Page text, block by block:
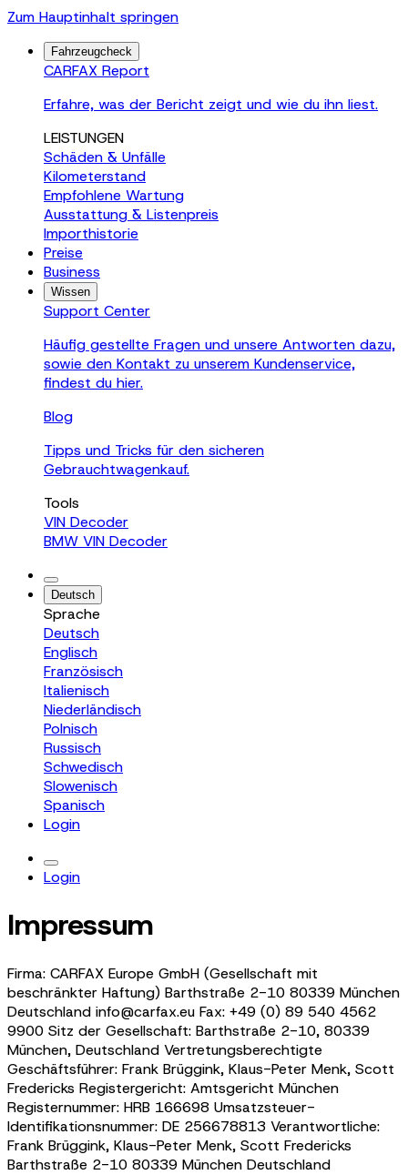
Zum Hauptinhalt springen
Fahrzeugcheck
CARFAX Report
Erfahre, was der Bericht zeigt und wie du ihn liest.
LEISTUNGEN
Schäden & Unfälle
Kilometerstand
Empfohlene Wartung
Ausstattung & Listenpreis
Importhistorie
Preise
Business
Wissen
Support Center
Häufig gestellte Fragen und unsere Antworten dazu,
sowie den Kontakt zu unserem Kundenservice,
findest du hier.
Blog
Tipps und Tricks für den sicheren
Gebrauchtwagenkauf.
Tools
VIN Decoder
BMW VIN Decoder
Deutsch
Sprache
Deutsch
Englisch
Französisch
Italienisch
Niederländisch
Polnisch
Russisch
Schwedisch
Slowenisch
Spanisch
Login
Login
Impressum
Firma: CARFAX Europe GmbH (Gesellschaft mit
beschränkter Haftung) Barthstraße 2-10 80339 München
Deutschland info@carfax.eu Fax: +49 (0) 89 540 4562
9900 Sitz der Gesellschaft: Barthstraße 2-10, 80339
München, Deutschland Vertretungsberechtigte
Geschäftsführer: Frank Brüggink, Klaus-Peter Menk, Scott
Fredericks Registergericht: Amtsgericht München
Registernummer: HRB 166698 Umsatzsteuer-
Identifikationsnummer: DE 256678813 Verantwortliche:
Frank Brüggink, Klaus-Peter Menk, Scott Fredericks
Barthstraße 2-10 80339 München Deutschland